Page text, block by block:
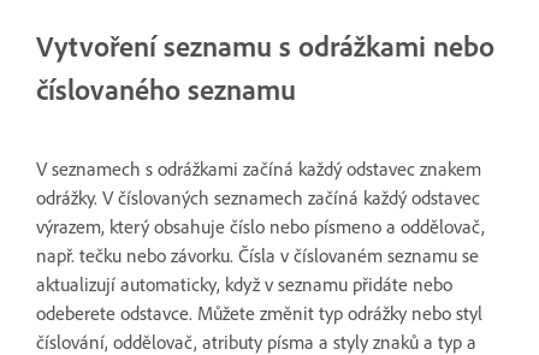
Vytvoření seznamu s odrážkami nebo
číslovaného seznamu
V seznamech s odrážkami začíná každý odstavec znakem
odrážky. V číslovaných seznamech začíná každý odstavec
výrazem, který obsahuje číslo nebo písmeno a oddělovač,
např. tečku nebo závorku. Čísla v číslovaném seznamu se
aktualizují automaticky, když v seznamu přidáte nebo
odeberete odstavce. Můžete změnit typ odrážky nebo styl
číslování, oddělovač, atributy písma a styly znaků a typ a